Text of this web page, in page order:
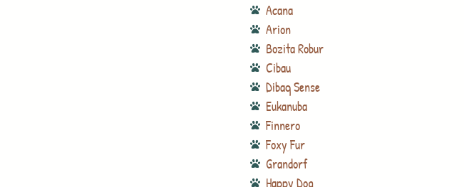
Acana
Arion
Bozita Robur
Cibau
Dibaq Sense
Eukanuba
Finnero
Foxy Fur
Grandorf
Happy Dog